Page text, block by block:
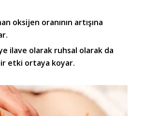
oksijen oranının artışına
ilave olarak ruhsal olarak da
etki ortaya koyar.